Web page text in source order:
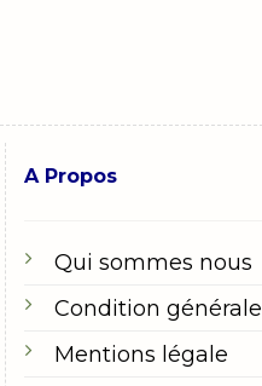
A Propos
Qui sommes nous
Condition générale
Mentions légale